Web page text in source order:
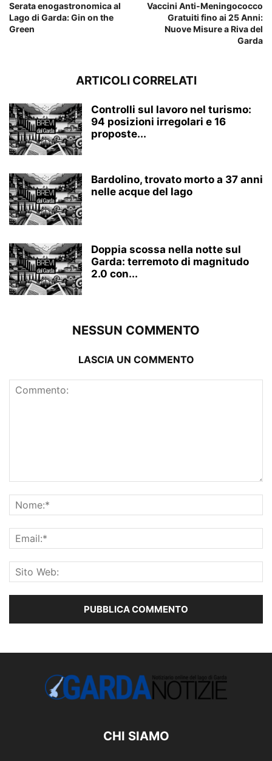
Serata enogastronomica al
Lago di Garda: Gin on the
Green
Vaccini Anti-Meningococco
Gratuiti fino ai 25 Anni:
Nuove Misure a Riva del
Garda
ARTICOLI CORRELATI
Controlli sul lavoro nel turismo:
94 posizioni irregolari e 16
proposte...
Bardolino, trovato morto a 37 anni
nelle acque del lago
Doppia scossa nella notte sul
Garda: terremoto di magnitudo
2.0 con...
NESSUN COMMENTO
LASCIA UN COMMENTO
CHI SIAMO